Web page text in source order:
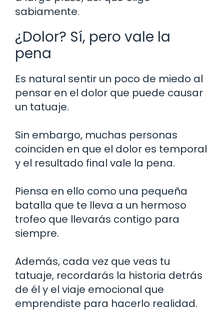
sabiamente.
¿Dolor? Sí, pero vale la
pena
Es natural sentir un poco de miedo al
pensar en el dolor que puede causar
un tatuaje.
Sin embargo, muchas personas
coinciden en que el dolor es temporal
y el resultado final vale la pena.
Piensa en ello como una pequeña
batalla que te lleva a un hermoso
trofeo que llevarás contigo para
siempre.
Además, cada vez que veas tu
tatuaje, recordarás la historia detrás
de él y el viaje emocional que
emprendiste para hacerlo realidad.